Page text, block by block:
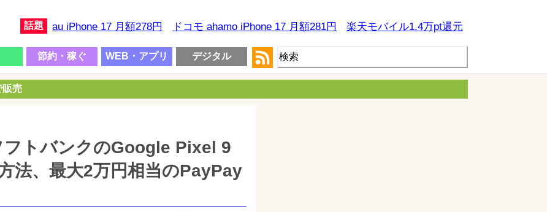
話題 au iPhone 17 月額278円 ドコモ ahamo iPhone 17 月額281円 楽天モバイル1.4万pt還元
節約・稼ぐ WEB・アプリ デジタル
販売
フトバンクのGoogle Pixel 9
法、最大2万円相当のPayPay